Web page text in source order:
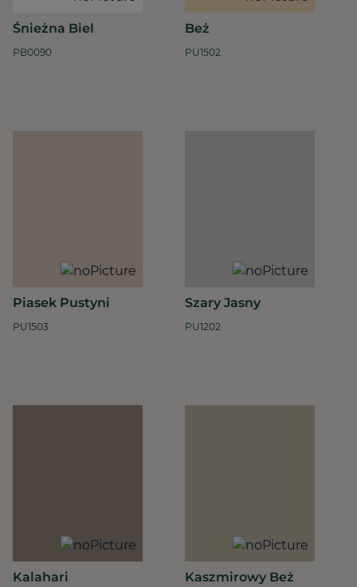
Śnieżna Biel
PB0090
Beż
PU1502
Piasek Pustyni
PU1503
Szary Jasny
PU1202
Kalahari Kaszmirowy Beż